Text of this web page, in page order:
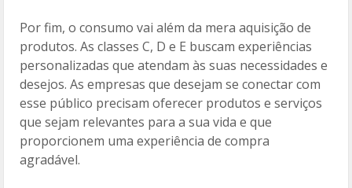
Por fim, o consumo vai além da mera aquisição de
produtos. As classes C, D e E buscam experiências
personalizadas que atendam às suas necessidades e
desejos. As empresas que desejam se conectar com
esse público precisam oferecer produtos e serviços
que sejam relevantes para a sua vida e que
proporcionem uma experiência de compra
agradável.